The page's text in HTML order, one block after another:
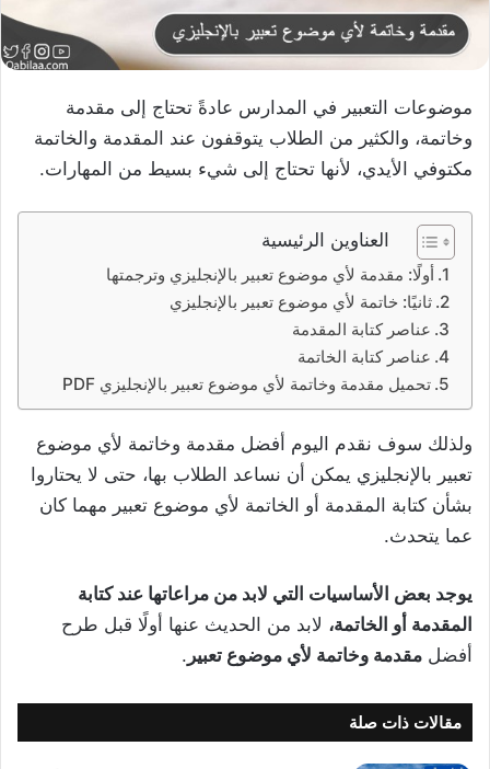
موضوعات التعبير في المدارس عادةً تحتاج إلى مقدمة
وخاتمة، والكثير من الطلاب يتوقفون عند المقدمة والخاتمة
مكتوفي الأيدي، لأنها تحتاج إلى شيء بسيط من المهارات.
العناوين الرئيسية
أولًا: مقدمة لأي موضوع تعبير بالإنجليزي وترجمتها
ثانيًا: خاتمة لأي موضوع تعبير بالإنجليزي
عناصر كتابة المقدمة
عناصر كتابة الخاتمة
تحميل مقدمة وخاتمة لأي موضوع تعبير بالإنجليزي PDF
ولذلك سوف نقدم اليوم أفضل مقدمة وخاتمة لأي موضوع
تعبير بالإنجليزي يمكن أن نساعد الطلاب بها، حتى لا يحتاروا
بشأن كتابة المقدمة أو الخاتمة لأي موضوع تعبير مهما كان
عما يتحدث.
يوجد بعض الأساسيات التي لابد من مراعاتها عند كتابة
المقدمة أو الخاتمة، لابد من الحديث عنها أولًا قبل طرح
أفضل مقدمة وخاتمة لأي موضوع تعبير .
مقالات ذات صلة